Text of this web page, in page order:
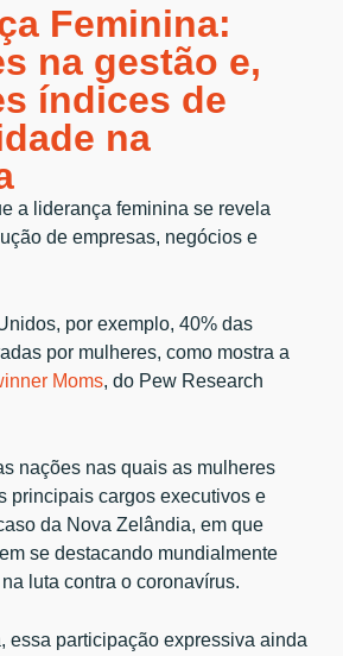
Feminina:
na gestão e,
índices de
na
a liderança feminina se revela
de empresas, negócios e
por exemplo, 40% das
por mulheres, como mostra a
Moms, do Pew Research
nações nas quais as mulheres
principais cargos executivos e
da Nova Zelândia, em que
se destacando mundialmente
luta contra o coronavírus.
essa participação expressiva ainda